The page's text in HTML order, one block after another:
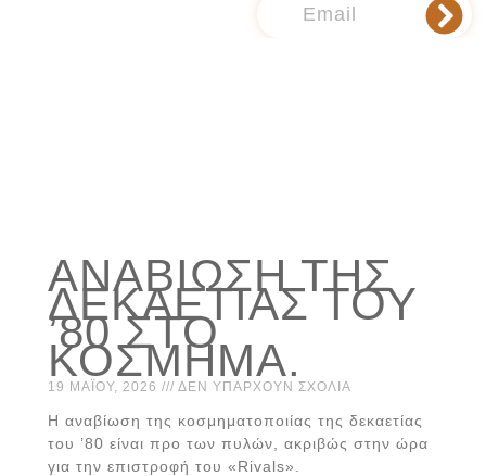
AΝΑΒΊΩΣΗ ΤΗΣ
ΔΕΚΑΕΤΊΑΣ ΤΟΥ
’80 ΣΤΟ
ΚΌΣΜΗΜΑ.
19 ΜΑΪ́ΟΥ, 2026 ΔΕΝ ΥΠΆΡΧΟΥΝ ΣΧΌΛΙΑ
Η αναβίωση της κοσμηματοποιίας της δεκαετίας
του ’80 είναι προ των πυλών, ακριβώς στην ώρα
για την επιστροφή του «Rivals».